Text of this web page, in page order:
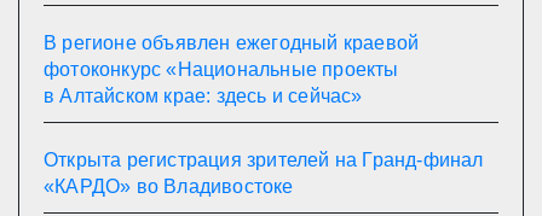
В регионе объявлен ежегодный краевой
фотоконкурс «Национальные проекты
в Алтайском крае: здесь и сейчас»
Открыта регистрация зрителей на Гранд-финал
«КАРДО» во Владивостоке